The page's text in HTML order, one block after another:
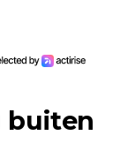
buiten